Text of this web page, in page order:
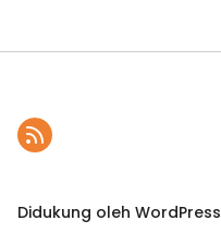
Didukung oleh WordPress